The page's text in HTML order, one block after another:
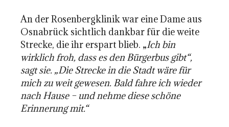
An der Rosenbergklinik war eine Dame aus
Osnabrück sichtlich dankbar für die weite
Strecke, die ihr erspart blieb. „Ich bin
wirklich froh, dass es den Bürgerbus gibt“,
sagt sie. „Die Strecke in die Stadt wäre für
mich zu weit gewesen. Bald fahre ich wieder
nach Hause – und nehme diese schöne
Erinnerung mit.“